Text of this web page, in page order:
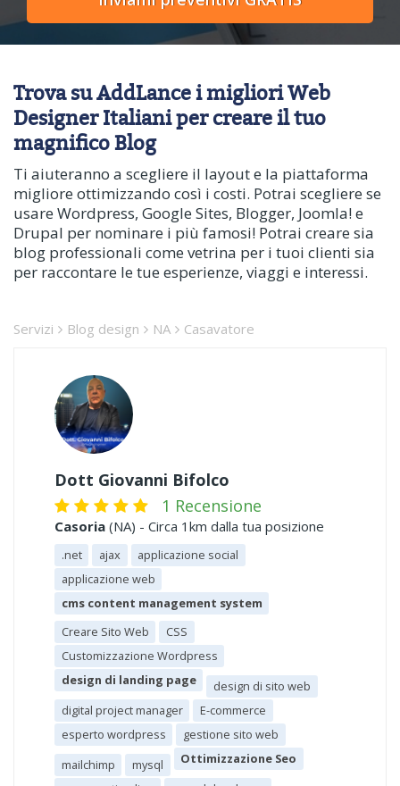
Trova su AddLance i migliori Web
Designer Italiani per creare il tuo
magnifico Blog
Ti aiuteranno a scegliere il layout e la piattaforma
migliore ottimizzando così i costi. Potrai scegliere se
usare Wordpress, Google Sites, Blogger, Joomla! e
Drupal per nominare i più famosi! Potrai creare sia
blog professionali come vetrina per i tuoi clienti sia
per raccontare le tue esperienze, viaggi e interessi.
Servizi Blog design NA Casavatore
Dott Giovanni Bifolco
1 Recensione
Casoria (NA) - Circa 1km dalla tua posizione
.net ajax
applicazione social
applicazione web
cms content management system
Creare Sito Web
CSS
Customizzazione Wordpress
design di landing page
design di sito web
digital project manager
E-commerce
esperto wordpress
gestione sito web
mailchimp
mysql
Ottimizzazione Seo